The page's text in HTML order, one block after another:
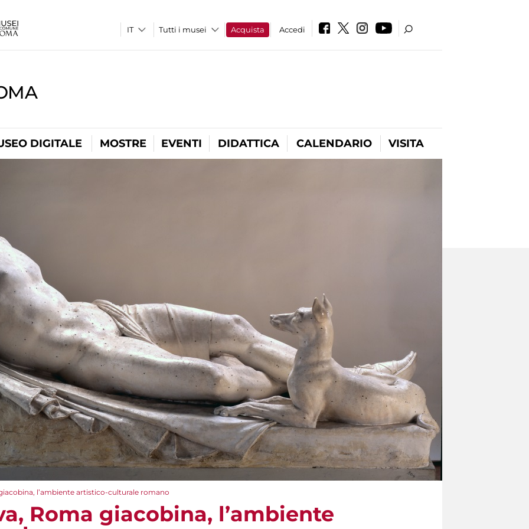
Tutti i musei Acquista Accedi
DIGITALE MOSTRE EVENTI DIDATTICA CALENDARIO VISITA
l’ambiente artistico-culturale romano
Roma giacobina, l’ambiente